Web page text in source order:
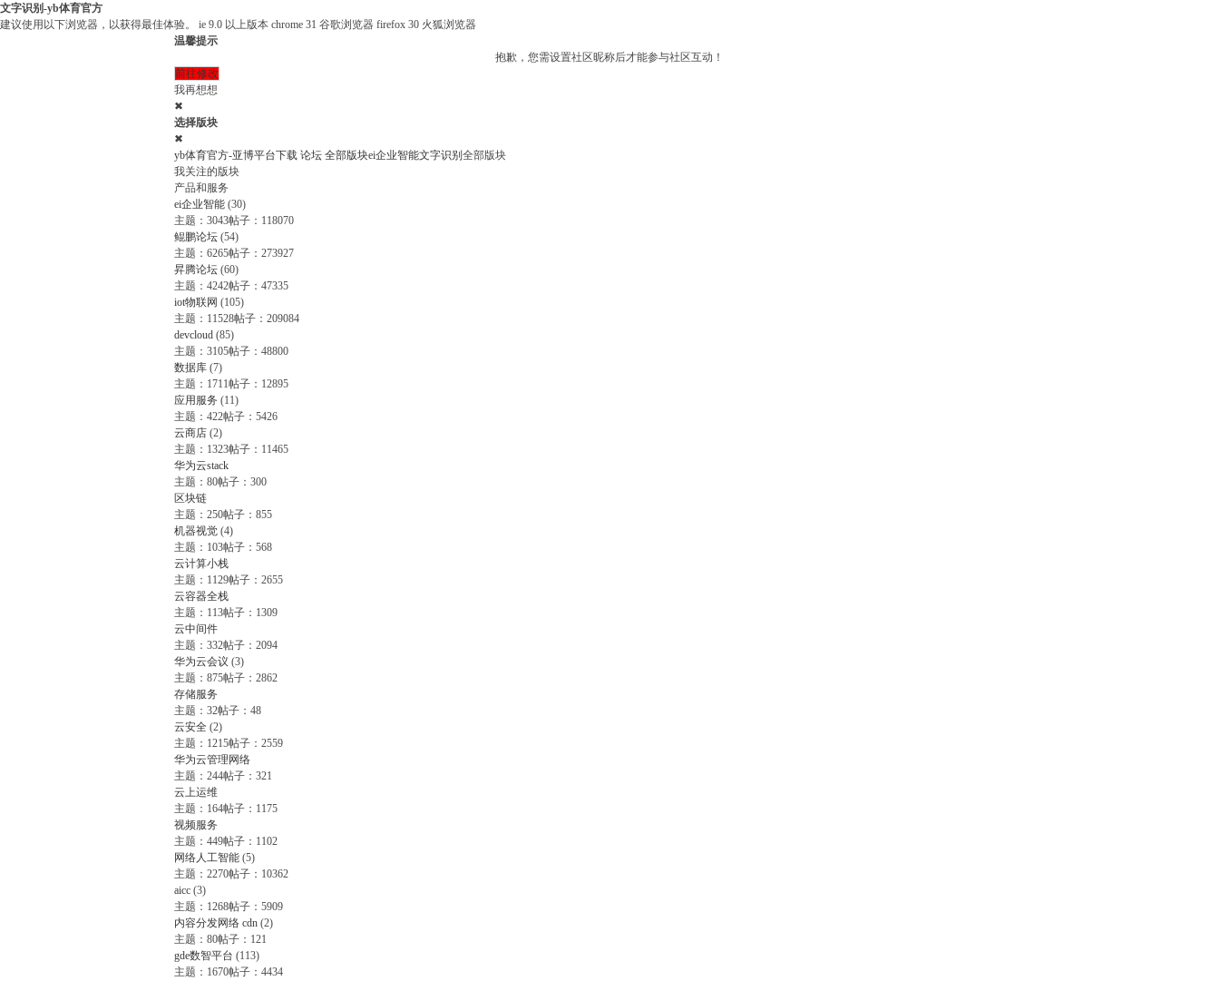
文字识别-yb体育官方
建议使用以下浏览器，以获得最佳体验。
ie 9.0 以上版本 chrome 31 谷歌浏览器 firefox 30 火狐浏览器
温馨提示
抱歉，您需设置社区昵称后才能参与社区互动！
前往修改
我再想想
✖
选择版块
✖
yb体育官方-亚博平台下载 论坛 全部版块ei企业智能文字识别 全部版块
我关注的版块
产品和服务
ei企业智能 (30)
主题：3043帖子：118070
鲲鹏论坛 (54)
主题：6265帖子：273927
昇腾论坛 (60)
主题：4242帖子：47335
iot物联网 (105)
主题：11528帖子：209084
devcloud (85)
主题：3105帖子：48800
数据库 (7)
主题：1711帖子：12895
应用服务 (11)
主题：422帖子：5426
云商店 (2)
主题：1323帖子：11465
华为云stack
主题：80帖子：300
区块链
主题：250帖子：855
机器视觉 (4)
主题：103帖子：568
云计算小栈
主题：1129帖子：2655
云容器全栈
主题：113帖子：1309
云中间件
主题：332帖子：2094
华为云会议 (3)
主题：875帖子：2862
存储服务
主题：32帖子：48
云安全 (2)
主题：1215帖子：2559
华为云管理网络
主题：244帖子：321
云上运维
主题：164帖子：1175
视频服务
主题：449帖子：1102
网络人工智能 (5)
主题：2270帖子：10362
aicc (3)
主题：1268帖子：5909
内容分发网络 cdn (2)
主题：80帖子：121
gde数智平台 (113)
主题：1670帖子：4434